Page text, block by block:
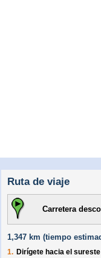
Ruta de viaje
Carretera
1,347 km (tiempo
1. Dirígete hacia el sureste